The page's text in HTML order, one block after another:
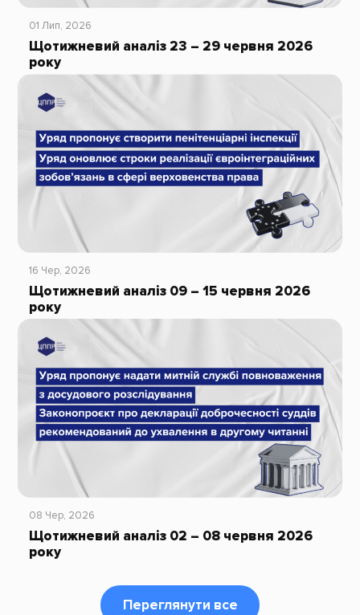
01 Лип, 2026
Щотижневий аналіз 23 – 29 червня 2026
року
16 Чер, 2026
Щотижневий аналіз 09 – 15 червня 2026
року
08 Чер, 2026
Щотижневий аналіз 02 – 08 червня 2026
року
Переглянути все